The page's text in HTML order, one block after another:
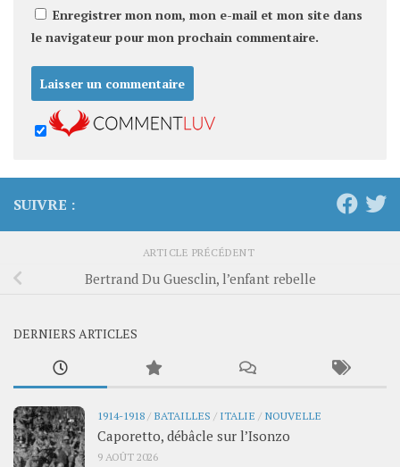
Enregistrer mon nom, mon e-mail et mon site dans
le navigateur pour mon prochain commentaire.
SUIVRE :
ARTICLE PRÉCÉDENT
Bertrand Du Guesclin, l’enfant rebelle
DERNIERS ARTICLES
1914-1918 / BATAILLES / ITALIE / NOUVELLE
Caporetto, débâcle sur l’Isonzo
9 AOÛT 2026